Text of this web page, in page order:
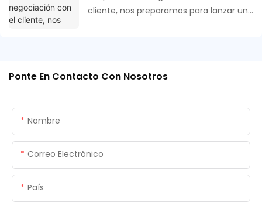
cliente, nos preparamos para lanzar un
Ponte En Contacto Con Nosotros
Nombre
Correo Electrónico
País